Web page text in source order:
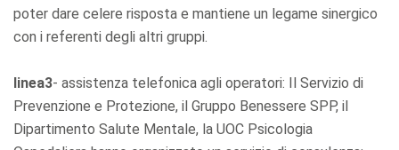
poter dare celere risposta e mantiene un legame sinergico
con i referenti degli altri gruppi.
linea3- assistenza telefonica agli operatori: Il Servizio di
Prevenzione e Protezione, il Gruppo Benessere SPP, il
Dipartimento Salute Mentale, la UOC Psicologia